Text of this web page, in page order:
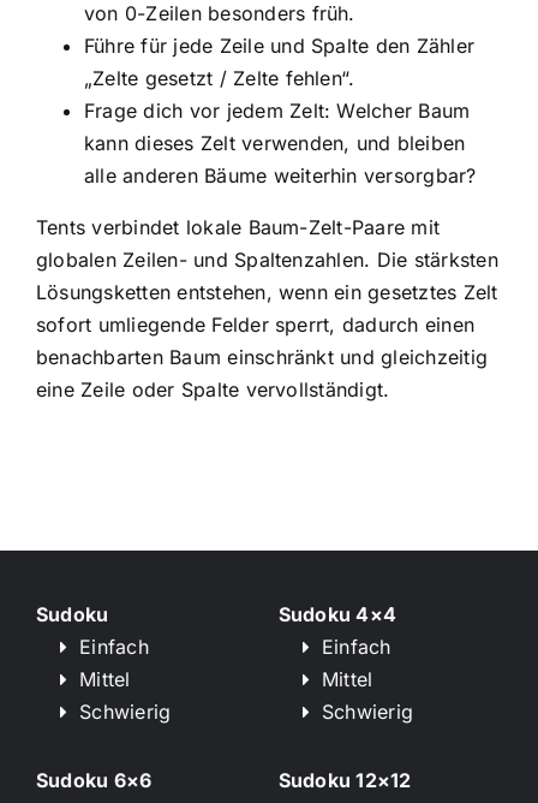
von 0-Zeilen besonders früh.
Führe für jede Zeile und Spalte den Zähler
„Zelte gesetzt / Zelte fehlen“.
Frage dich vor jedem Zelt: Welcher Baum
kann dieses Zelt verwenden, und bleiben
alle anderen Bäume weiterhin versorgbar?
Tents verbindet lokale Baum-Zelt-Paare mit
globalen Zeilen- und Spaltenzahlen. Die stärksten
Lösungsketten entstehen, wenn ein gesetztes Zelt
sofort umliegende Felder sperrt, dadurch einen
benachbarten Baum einschränkt und gleichzeitig
eine Zeile oder Spalte vervollständigt.
Sudoku
Einfach
Mittel
Schwierig
Sudoku 4×4
Einfach
Mittel
Schwierig
Sudoku 6×6
Sudoku 12×12